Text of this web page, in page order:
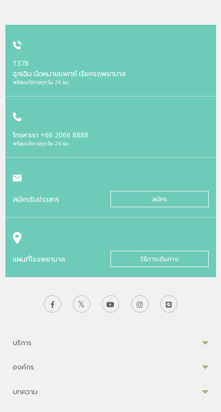
1378
ฉุกเฉิน นัดหมายแพทย์ เรียกรถพยาบาล
พร้อมบริการทุกวัน 24 ชม.
โทรหาเรา +66 2066 8888
พร้อมบริการทุกวัน 24 ชม.
สมัครรับข่าวสาร สมัคร
แผนที่โรงพยาบาล วิธีการเดินทาง
บริการ
องค์กร
บทความ